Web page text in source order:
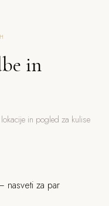
in
in pogled za kulise